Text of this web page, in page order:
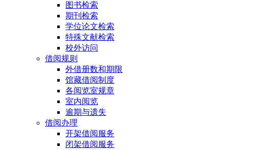
图书检索
期刊检索
学位论文检索
特殊文献检索
校外访问
借阅规则
外借册数和期限
馆藏借阅制度
各阅览室规章
室内阅览
逾期与遗失
借阅办理
开架借阅服务
闭架借阅服务